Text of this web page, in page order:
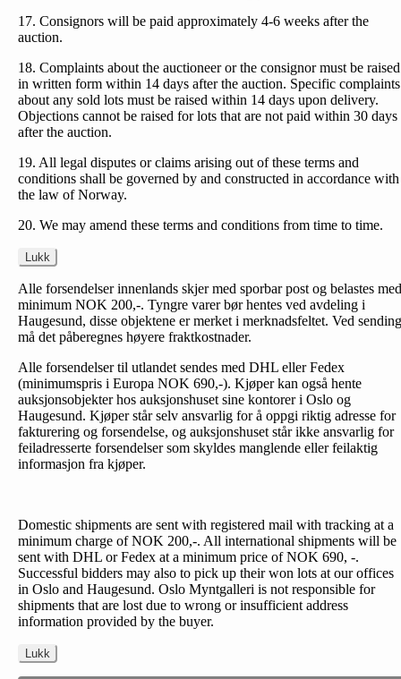
17. Consignors will be paid approximately 4-6 weeks after the
auction.
18. Complaints about the auctioneer or the consignor must be raised
in written form within 14 days after the auction. Specific complaints
about any sold lots must be raised within 14 days upon delivery.
Objections cannot be raised for lots that are not paid within 30 days
after the auction.
19. All legal disputes or claims arising out of these terms and
conditions shall be governed by and constructed in accordance with
the law of Norway.
20. We may amend these terms and conditions from time to time.
Lukk
Alle forsendelser innenlands skjer med sporbar post og belastes med
minimum NOK 200,-. Tyngre varer bør hentes ved avdeling i
Haugesund, disse objektene er merket i merknadsfeltet. Ved sending
må det påberegnes høyere fraktkostnader.
Alle forsendelser til utlandet sendes med DHL eller Fedex
(minimumspris i Europa NOK 690,-). Kjøper kan også hente
auksjonsobjekter hos auksjonshuset sine kontorer i Oslo og
Haugesund. Kjøper står selv ansvarlig for å oppgi riktig adresse for
fakturering og forsendelse, og auksjonshuset står ikke ansvarlig for
feiladresserte forsendelser som skyldes manglende eller feilaktig
informasjon fra kjøper.
Domestic shipments are sent with registered mail with tracking at a
minimum charge of NOK 200,-. All international shipments will be
sent with DHL or Fedex at a minimum price of NOK 690, -.
Successful bidders may also to pick up their won lots at our offices
in Oslo and Haugesund. Oslo Myntgalleri is not responsible for
shipments that are lost due to wrong or insufficient address
information provided by the buyer.
Lukk